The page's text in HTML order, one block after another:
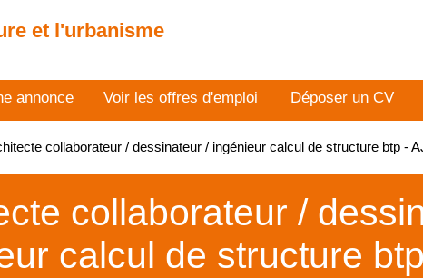
et l'urbanisme
annonce Voir les offres d'emploi Déposer un CV
collaborateur / dessinateur / ingénieur calcul de structure btp -
collaborateur /
calcul de structure btp